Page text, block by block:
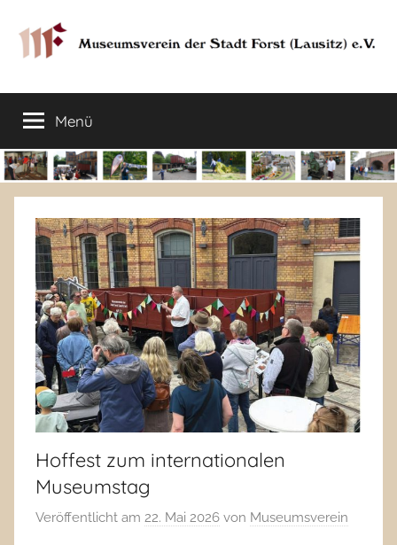
Inhalt
springen
Museumsverein
der
Stadt
Forst
(Lausitz)
e.V.
37
–
03149
Menü
Hoffest zum internationalen
Museumstag
Veröffentlicht am 22. Mai 2026 von Museumsverein